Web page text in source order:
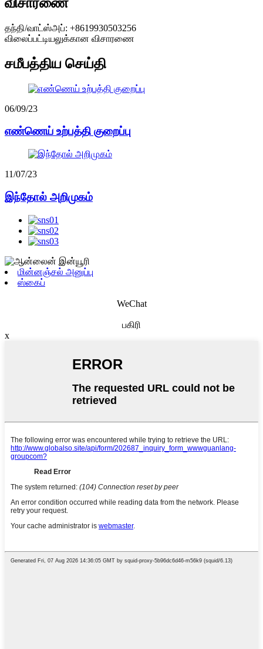
தந்தி/வாட்ஸ்அப்: +8619930503256
விலைப்பட்டியலுக்கான விசாரணை
சமீபத்திய செய்தி
06/09/23
எண்ணெய் உற்பத்தி குறைப்பு
11/07/23
இந்தோல் அறிமுகம்
மின்னஞ்சல் அனுப்பு
ஸ்கைப்
WeChat
பகிரி
x